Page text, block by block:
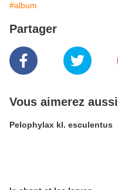
#album
Partager
Vous aimerez aussi
Pelophylax kl. esculentus